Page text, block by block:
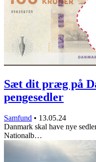
Sæt dit præg på
pengesedler
Samfund • 13.05.24
Danmark skal have nye
Nationalb…